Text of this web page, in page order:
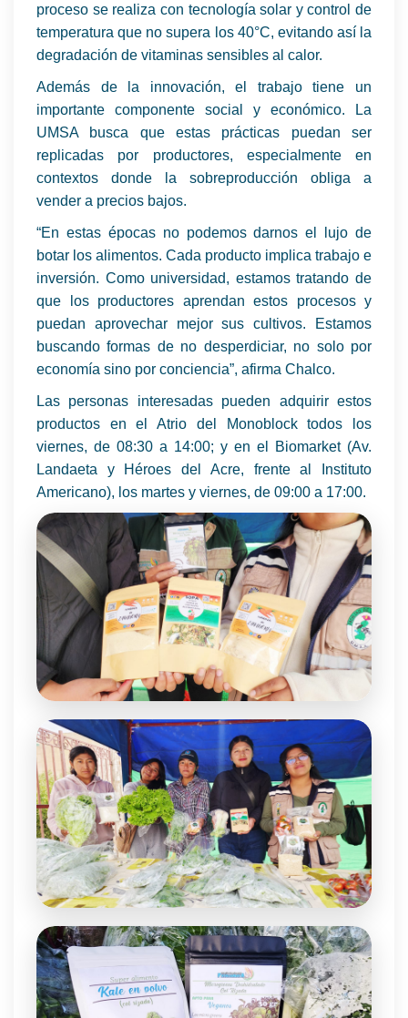
proceso se realiza con tecnología solar y control de
temperatura que no supera los 40°C, evitando así la
degradación de vitaminas sensibles al calor.
Además de la innovación, el trabajo tiene un
importante componente social y económico. La
UMSA busca que estas prácticas puedan ser
replicadas por productores, especialmente en
contextos donde la sobreproducción obliga a
vender a precios bajos.
“En estas épocas no podemos darnos el lujo de
botar los alimentos. Cada producto implica trabajo e
inversión. Como universidad, estamos tratando de
que los productores aprendan estos procesos y
puedan aprovechar mejor sus cultivos. Estamos
buscando formas de no desperdiciar, no solo por
economía sino por conciencia”, afirma Chalco.
Las personas interesadas pueden adquirir estos
productos en el Atrio del Monoblock todos los
viernes, de 08:30 a 14:00; y en el Biomarket (Av.
Landaeta y Héroes del Acre, frente al Instituto
Americano), los martes y viernes, de 09:00 a 17:00.